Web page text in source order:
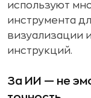
используют
инструмента
визуализации
инструкций.
За ИИ — не